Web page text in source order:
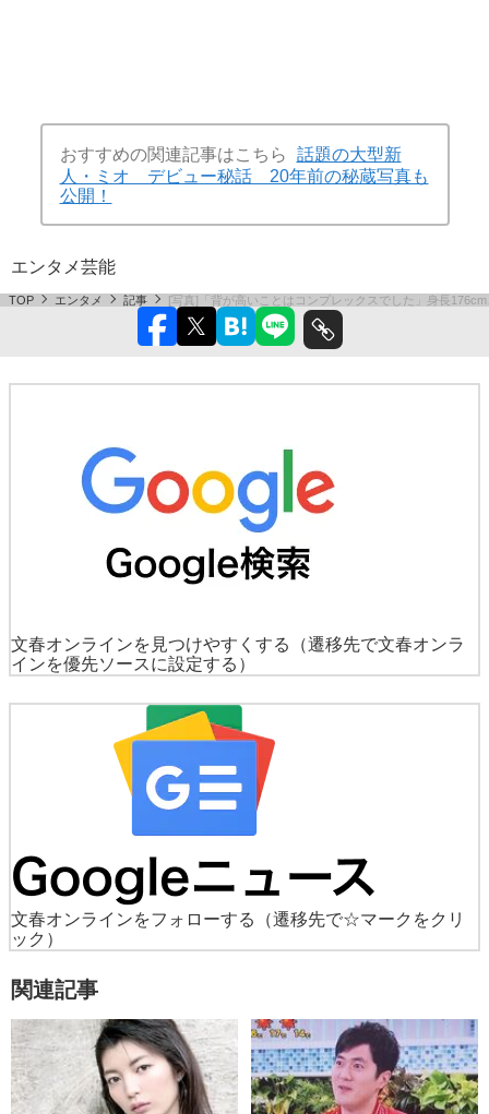
おすすめの関連記事はこちら
話題の大型新
人・ミオ デビュー秘話 20年前の秘蔵写真も
公開！
エンタメ芸能
TOP エンタメ 記事 [写真]「背が高いことはコンプレックスでした」身長
文春オンラインを見つけやすくする
（遷移先で文春オンラ
インを優先ソースに設定する）
文春オンラインをフォローする
（遷移先で☆マークをクリ
ック）
関連記事